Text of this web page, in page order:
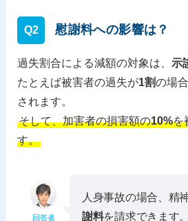
Q2 慰謝料への影響は？
過失割合による減額の対象は、示
たとえば被害者の過失が1割の場
されます。
そして、加害者の損害額の10%を
す。
回答者
人身事故の場合、精
謝料を請求できます。